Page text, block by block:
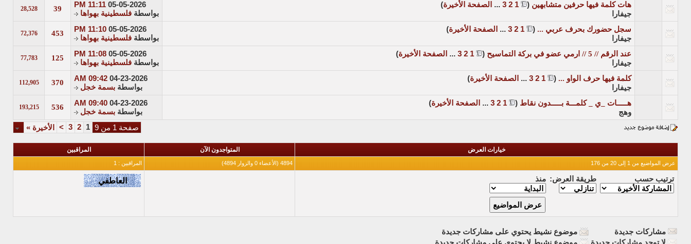
هات كلمة فيها حرفين متشابهين (
1
2
3
... الصفحة الأخيرة)
جيفارا
05-05-2026
11:11 PM
بواسطة فلسطينية بهواها
39
28,528
سجل حضورك بحرف عربي ... (
1
2
3
... الصفحة الأخيرة)
جيفارا
05-05-2026
11:10 PM
بواسطة فلسطينية بهواها
453
72,376
عند الرقم // 5 // ارمي عضو في بركة التماسيح (
1
2
3
... الصفحة الأخيرة)
جيفارا
05-05-2026
11:08 PM
بواسطة فلسطينية بهواها
125
77,783
كلمة فيها حرف الواو ... (
1
2
3
... الصفحة الأخيرة)
جيفارا
04-23-2026
09:42 AM
بواسطة بسمة خجل
370
112,905
هـــــات _ي _ كلمـــة بـــــدون نقاط (
1
2
3
... الصفحة الأخيرة)
وهج
04-23-2026
09:40 AM
بواسطة بسمة خجل
536
193,215
صفحة 1 من 9 1
2
3
> الأخيرة »
خيارات العرض المتواجدون الآن المراقبين
عرض المواضيع من 1 إلى 20 من 176 4894 (الأعضاء 0 والزوار 4894) المراقبين : 1
ترتيب حسب طريقة العرض: منذ
مشاركات جديدة
موضوع نشيط يحتوي على مشاركات جديدة